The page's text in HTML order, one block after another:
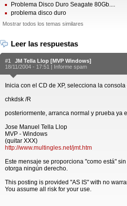
Problema Disco Duro Seagate 80Gb....
problema disco duro
Mostrar todos los temas similares
Leer las respuestas
#1
JM Tella Llop [MVP Windows]
18/11/2004 - 17:51 | Informe spam
Inicia con el CD de XP, selecciona la
chkdsk /R
posteriormente, arranca normal y prueba ya
Jose Manuel Tella Llop
MVP - Windows
(quitar XXX)
http://www.multingles.net/jmt.htm
Este mensaje se proporciona "como está"
otorga ningún derecho.
This posting is provided "AS IS" with no
You assume all risk for your use.